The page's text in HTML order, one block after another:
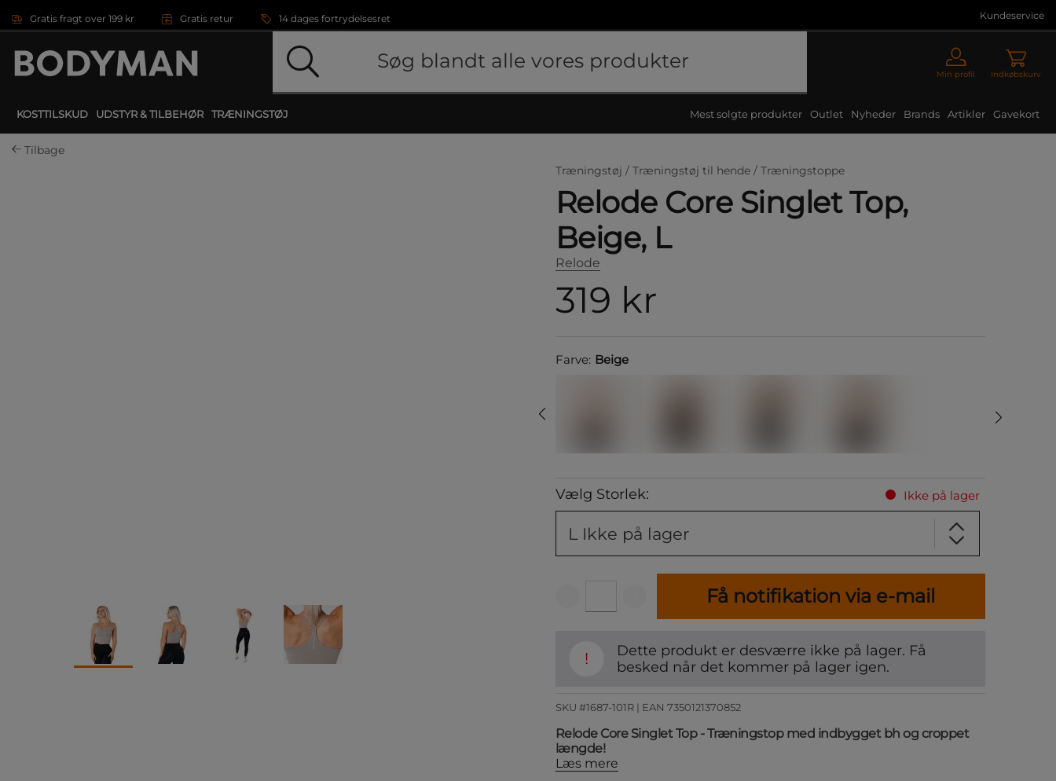
Gratis fragt over 199 kr Gratis retur 14 dages fortrydelsesret Kundeservice
Min profil Indkøbskurv
KOSTTILSKUD UDSTYR & TILBEHØR TRÆNINGSTØJ Mest solgte produkter Outlet Nyheder Brands Artikler Gavekort
Tilbage
Træningstøj / Træningstøj til hende / Træningstoppe
Relode Core Singlet Top,
Beige, L
Relode
319 kr
Farve: Beige
Vælg Storlek: Ikke på lager
L Ikke på lager
Få notifikation via e-mail
!
Dette produkt er desværre ikke på lager. Få
besked når det kommer på lager igen.
SKU #1687-101R | EAN 7350121370852
Relode Core Singlet Top - Træningstop med indbygget bh og croppet
længde!
Læs mere